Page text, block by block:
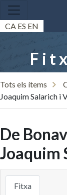
CA ES EN
Tots els ítems
Joaquim Salarich i
De
Joaquim
Fitxa